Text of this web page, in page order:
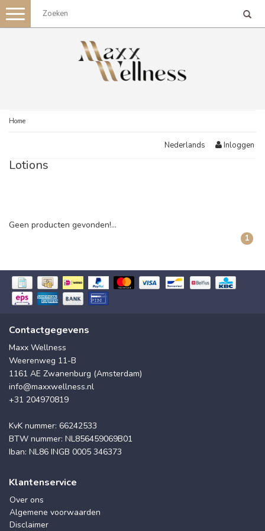
Toggle
navigation
Home
Nederlands Inloggen
Lotions
Geen producten gevonden!...
1
Contactgegevens
Maxx Wellness
Weerenweg 11-B
1161 AE Zwanenburg (Amsterdam)
info@maxxwellness.nl
+31 204970819
KvK nummer: 66242533
BTW nummer: NL856459069B01
Iban: NL86 INGB 0005 346373
Klantenservice
Over ons
Algemene voorwaarden
Disclaimer